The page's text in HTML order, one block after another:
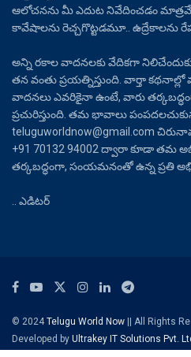
ఆలోచనను మీ ఎదుట నివేదించడం
కావేషాలను రెచ్చగొట్టడమూ.. ఉద్రేకాలను
అన్ని రకాల వాదనలకు వేదికగా నిలిచేందుకు
తన వంతు ప్రయత్నిస్తుంది. వార్తా కథనాల్లో
వాదనలు ఎవరికైనా ఉంటే, వారు
ప్రచురిస్తుంది. తమ భావాలు
teluguworldnow@gmail.com
+91 70132 94002 ద్వారా కూడా
తర్కబద్ధంగా, సంయమనంతో ఉన్న ప్రతి
.. ఎడిటర్
© 2024Telugu World Now || All Rights
Developed by Ultrakey IT Solutions Pvt.